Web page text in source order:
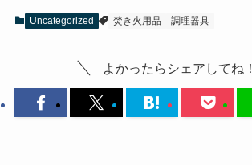
Uncategorized 焚き火用品 調理器具
よかったらシェアしてね！